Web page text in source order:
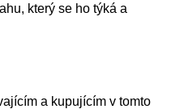
který se ho týká a
a kupujícím v tomto